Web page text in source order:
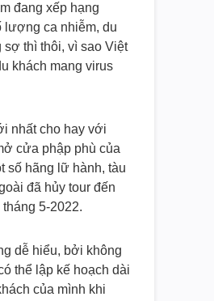
đang xếp hạng
lượng ca nhiễm, du
sợ thì thôi, vì sao Việt
khách mang virus
nhất cho hay với
cửa phập phù của
số hãng lữ hành, tàu
đã hủy tour đến
5-2022.
dễ hiểu, bởi không
thể lập kế hoạch dài
của mình khi